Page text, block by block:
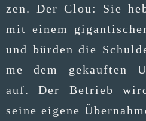
zen. Der Clou: Sie
mit einem
und bür­den die
me dem gekauf­ten
auf. Der Betrieb
sei­ne eige­ne